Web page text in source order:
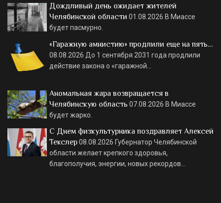
Дождливый день ожидает жителей
Челябинской области 01.08.2026 В Миассе
будет пасмурно.
«Гаражную амнистию» продлили еще на пять…
08.08.2026 До 1 сентября 2031 года продлили
действие закона о «гаражной…
Аномальная жара возвращается в
Челябинскую область 07.08.2026 В Миассе
будет жарко.
С Днем физкультурника поздравляет Алексей
Текслер08.08.2026 Губернатор Челябинской
области желает крепкого здоровья,
благополучия, энергии, новых рекордов…